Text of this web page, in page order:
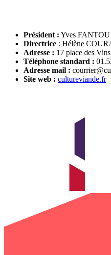
Président : Yves FANTOU
Directrice : Hélène
Adresse : 17 place des
Téléphone standard :
Adresse mail :
Site web : cultureviande.fr